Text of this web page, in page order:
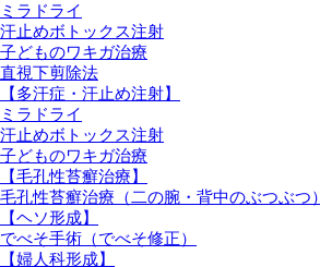
ミラドライ
汗止めボトックス注射
子どものワキガ治療
直視下剪除法
【多汗症・汗止め注射】
ミラドライ
汗止めボトックス注射
子どものワキガ治療
【⽑孔性苔癬治療】
⽑孔性苔癬治療（⼆の腕・背中のぶつぶつ）
【ヘソ形成】
でべそ手術（でべそ修正）
【婦人科形成】